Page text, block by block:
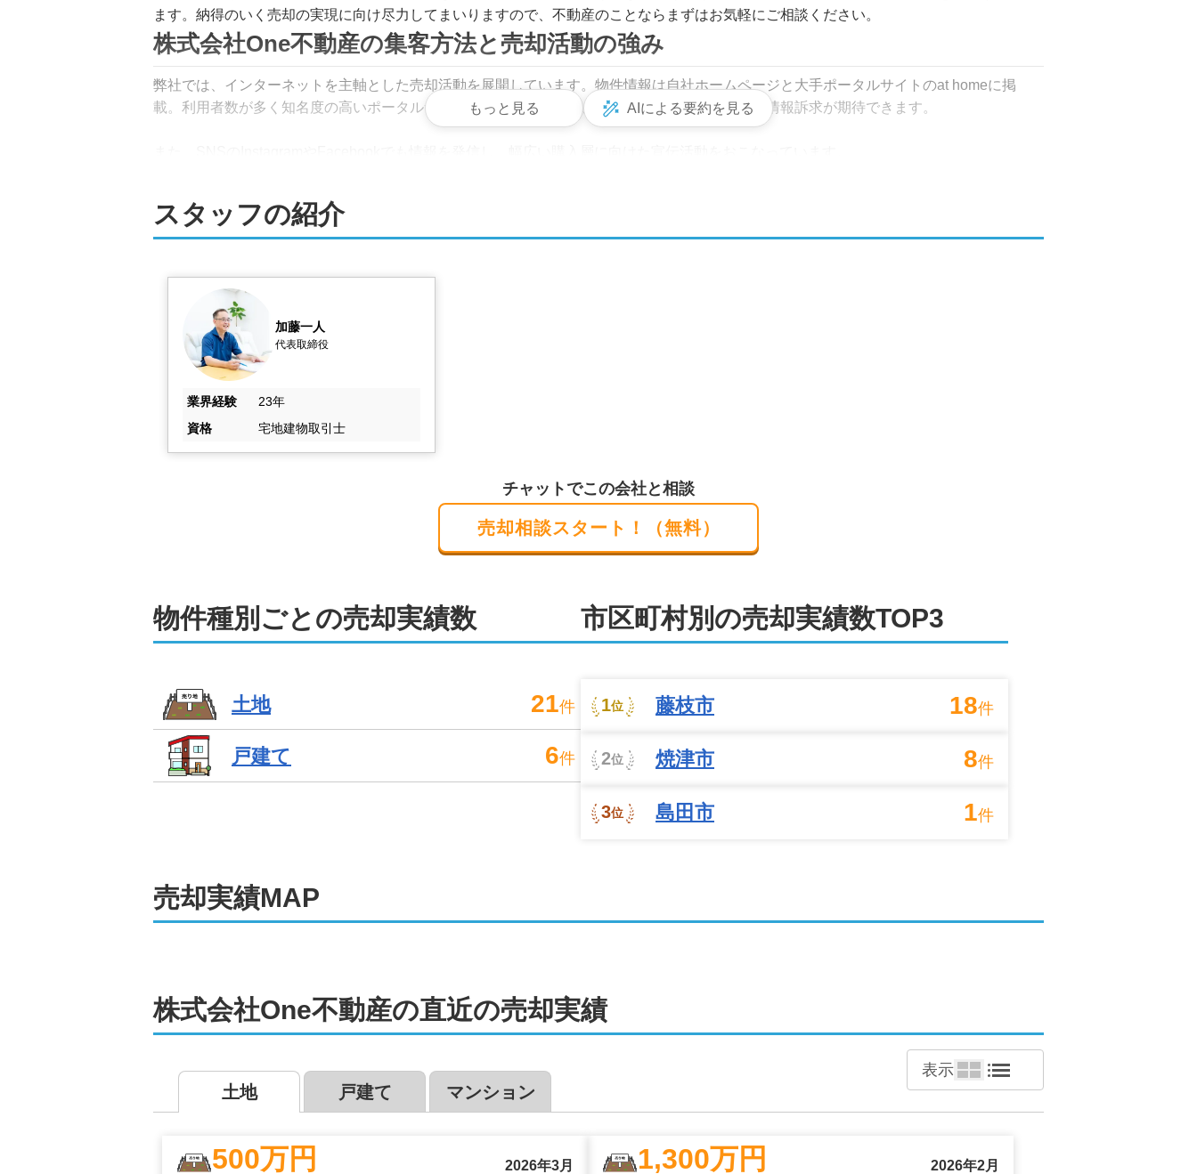
ます。納得のいく売却の実現に向け尽力してまいりますので、不動産のことならまずはお気軽にご相談ください。
株式会社One不動産の集客方法と売却活動の強み
弊社では、インターネットを主軸とした売却活動を展開しています。物件情報は自社ホームページと大手ポータルサイトのat homeに掲
載。利用者数が多く知名度の高いポータルサイトを利用することで、より多くの購入希望者への情報訴求が期待できます。
が、的確な価格設定と効果的な販売戦略で、早期かつ高値での売却を目指してまいります。
買取対応！相続登記や解体、荷物撤去などワンストップでサポートします
弊社では、仲介だけでなく買取もお選びいただけます。仲介と買取、それぞれのメリットやデメリットをしっかりとお伝えしたうえで、売
主様のご状況に合った最適なご提案をさせていただきます。
また、相続登記や解体、荷物撤去、測量など、不動産売買に付随する手続きを、信頼できる業者や専門家と連携してまとめて対応いたしま
す。複数業者とのやり取りを一括で引き受けることで、売主様のお手間やご負担を軽減いたします。
ご実家が静岡にあり、ご子息様が県外にお住まいの売主様からご依頼いただいた事例も数多くございます。お電話などで売却についてのご
不動産売却は、株式会社One不動産にお任せください!
弊社は、弁護士、税理士、司法書士、土地家屋調査士、建築士といった専門家と連携しております。相続や離婚による売却、任意売却、住
み替え、空き家や事故物件の売却など、複雑な事情が絡む案件も安心してご相談ください。
ご相談や査定は無料。もちろん守秘義務も厳守いたします。店舗には駐車場も完備しており、お車でもご来店いただけます。駅までのご送
迎も可能。ご来店がむずかしい場合は出張やオンライン相談もお受けしております。
まいりますので、不動産売却のことなら、いつでも弊社までご連絡ください。
もっと見る AIによる要約を見る
スタッフの紹介
加藤一人
代表取締役
業界経験
23年
資格
宅地建物取引士
チャットでこの会社と相談
売却相談スタート！（無料）
物件種別ごとの売却実績数
土地 21件
戸建て 6件
市区町村別の売却実績数TOP3
1位 藤枝市 18件
2位 焼津市 8件
3位 島田市 1件
売却実績MAP
5
3
3
2
株式会社One不動産の直近の売却実績
表示
土地 戸建て マンション
500万円 2026年3月 1,300万円 2026年2月